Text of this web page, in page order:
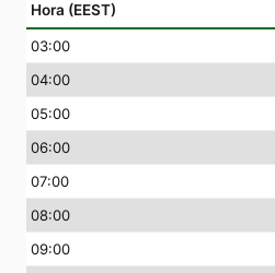
Hora (EEST)
03:00
04:00
05:00
06:00
07:00
08:00
09:00